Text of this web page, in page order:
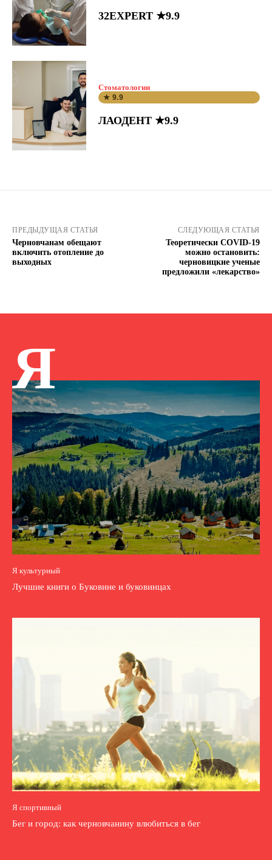
32EXPERT ★9.9
Стоматологии
★ 9.9
ЛАОДЕНТ ★9.9
ПРЕДЫДУЩАЯ СТАТЬЯ
Черновчанам обещают
включить отопление до
выходных
СЛЕДУЮЩАЯ СТАТЬЯ
Теоретически COVID-19
можно остановить:
черновицкие ученые
предложили «лекарство»
Я
Я культурный
Лучшие книги о Буковине и буковинцах
Я спортивный
Бег и город: как черновчанину влюбиться в бег